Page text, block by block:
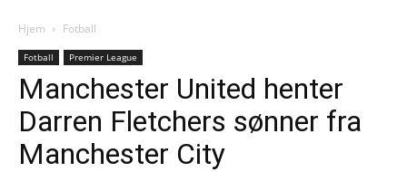
Hjem Fotball
Fotball Premier League
Manchester United henter
Darren Fletchers sønner fra
Manchester City